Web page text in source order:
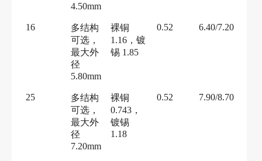
4.50mm
16
多结构
可选，
最大外
径
5.80mm
裸铜
1.16，镀
锡 1.85
0.52 6.40/7.20
25
多结构
可选，
最大外
径
7.20mm
裸铜
0.743，
镀锡
1.18
0.52 7.90/8.70